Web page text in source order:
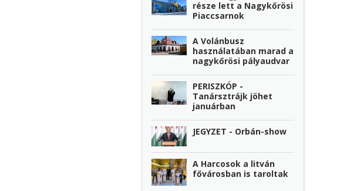
része lett a Nagykőrösi
Piaccsarnok
A Volánbusz
használatában marad a
nagykőrösi pályaudvar
PERISZKÓP -
Tanársztrájk jöhet
januárban
JEGYZET - Orbán-show
A Harcosok a litván
fővárosban is taroltak